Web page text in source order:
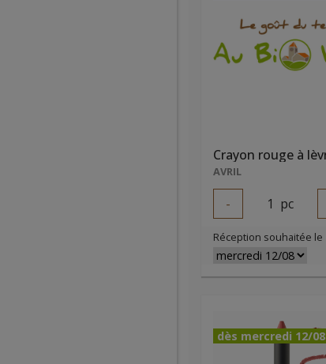
AVRIL
- 1 pc
Réception souhaitée le
dès mercredi 12/08